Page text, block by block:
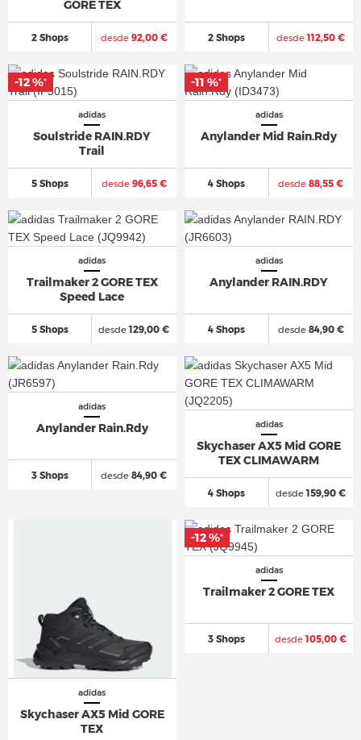
GORE TEX
2 Shops desde92,00 € 2 Shops desde112,50 €
adidas
Soulstride RAIN.RDY
Trail
5 Shops desde96,65 €
-12 %*
adidas
Anylander Mid Rain.Rdy
4 Shops desde 88,55 €
-11 %*
adidas
Trailmaker 2 GORE TEX
Speed Lace
5 Shops desde129,00 €
adidas
Anylander RAIN.RDY
4 Shops desde84,90 €
adidas
Anylander Rain.Rdy
3 Shops desde 84,90 €
adidas
Skychaser AX5 Mid GORE
TEX CLIMAWARM
4 Shops desde159,90 €
adidas
Skychaser AX5 Mid GORE
TEX
adidas
Trailmaker 2 GORE TEX
3 Shops desde105,00 €
-12 %*